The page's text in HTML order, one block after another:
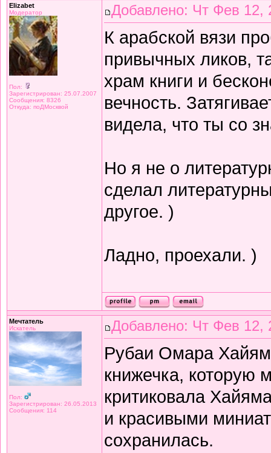
Elizabet
Модератор
Пол:
Зарегистрирован: 25.07.2007
Сообщения: 8326
Откуда: поДМосквой
Добавлено: Чт Фев 12,
К арабской вязи
привычных ликов,
храм книги и
вечность.
видела, что ты со
Но я не о
сделал
другое. )
Ладно, проехали. )
Мечтатель
Искатель
Пол:
Зарегистрирован: 26.05.2013
Сообщения: 114
Добавлено: Чт Фев 12,
Рубаи Омара
книжечка, которую
критиковала
и красивыми
сохранилась.